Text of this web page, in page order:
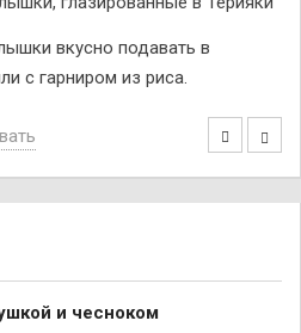
вкусно подавать в
с гарниром из риса.
и чесноком